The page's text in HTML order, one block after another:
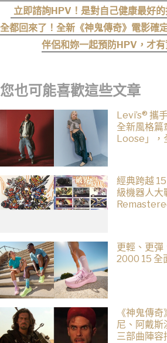
司、上映時間與最新爆
立即諮詢HPV！是對自己健康最好
晚！
全都回來了！全新《神鬼傳奇》電影確
會回歸
伴侶和妳一起預防HPV，才有
您也可能喜歡這些文章
Levi’s® 攜
全新風格
Loose」，
經典跨越
級機器人大
更輕、更彈
2000 15 全
《神鬼傳
尼、阿戴斯
三部曲陣容